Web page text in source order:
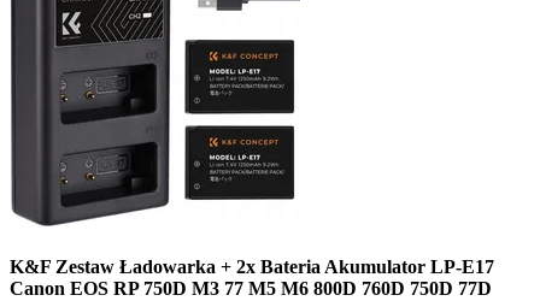
K&F Zestaw Ładowarka + 2x Bateria Akumulator LP-E17
Canon EOS RP 750D M3 77 M5 M6 800D 760D 750D 77D